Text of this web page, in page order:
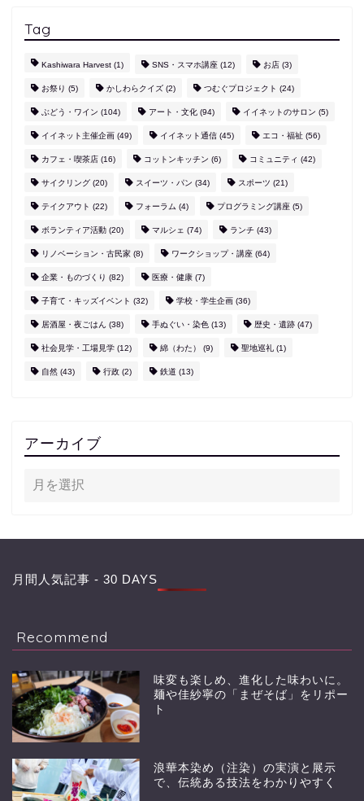
Tag
Kashiwara Harvest (1) SNS・スマホ講座 (12) お店 (3)
お祭り (5) かしわらクイズ (2) つむぐプロジェクト (24)
ぶどう・ワイン (104) アート・文化 (94) イイネットのサロン (5)
イイネット主催企画 (49) イイネット通信 (45) エコ・福祉 (56)
カフェ・喫茶店 (16) コットンキッチン (6) コミュニティ (42)
サイクリング (20) スイーツ・パン (34) スポーツ (21)
テイクアウト (22) フォーラム (4) プログラミング講座 (5)
ボランティア活動 (20) マルシェ (74) ランチ (43)
リノベーション・古民家 (8) ワークショップ・講座 (64)
企業・ものづくり (82) 医療・健康 (7)
子育て・キッズイベント (32) 学校・学生企画 (36)
居酒屋・夜ごはん (38) 手ぬぐい・染色 (13) 歴史・遺跡 (47)
社会見学・工場見学 (12) 綿（わた） (9) 聖地巡礼 (1)
自然 (43) 行政 (2) 鉄道 (13)
アーカイブ
月間人気記事 - 30 DAYS
Recommend
味変も楽しめ、進化した味わいに。
麺や佳紗寧の「まぜそば」をリポー
ト
浪華本染め（注染）の実演と展示
で、伝統ある技法をわかりやすく